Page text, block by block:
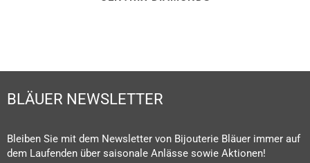
BLÄUER NEWSLETTER
Bleiben Sie mit dem Newsletter von Bijouterie Bläuer immer auf
dem Laufenden über saisonale Anlässe sowie Aktionen!